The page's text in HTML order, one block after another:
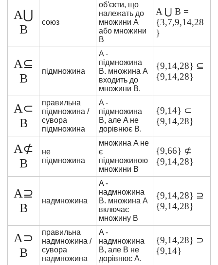
A⋃
B
союз
об'єкти, що
належать до
множини A
або множини
B
A ⋃ B =
{3,7,9,14,28
}
A⊆
B
підмножина
A -
підмножина
B. множина A
входить до
множини B.
{9,14,28} ⊆
{9,14,28}
A⊂
B
правильна
підмножина /
сувора
підмножина
A -
підмножина
B, але A не
дорівнює B.
{9,14} ⊂
{9,14,28}
A⊄
B
не
підмножина
множина A не
є
підмножиною
множини B
{9,66} ⊄
{9,14,28}
A⊇
B
надмножина
A -
надмножина
B. множина A
включає
множину B
{9,14,28} ⊇
{9,14,28}
A⊃
B
правильна
надмножина /
сувора
надмножина
A -
надмножина
B, але B не
дорівнює A.
{9,14,28} ⊃
{9,14}